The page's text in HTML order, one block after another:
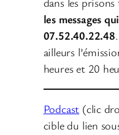
les messages
07.52.40.22.48
ailleurs
heures et 20
Podcast (clic
cible du lien